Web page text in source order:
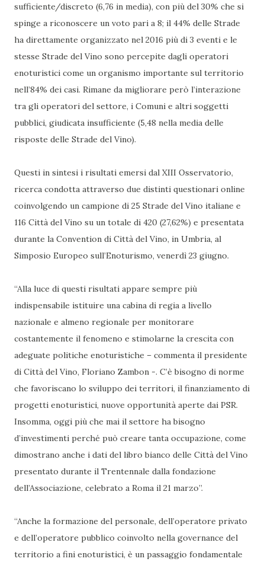
sufficiente/discreto (6,76 in media), con più del 30% che si
spinge a riconoscere un voto pari a 8; il 44% delle Strade
ha direttamente organizzato nel 2016 più di 3 eventi e le
stesse Strade del Vino sono percepite dagli operatori
enoturistici come un organismo importante sul territorio
nell’84% dei casi. Rimane da migliorare però l’interazione
tra gli operatori del settore, i Comuni e altri soggetti
pubblici, giudicata insufficiente (5,48 nella media delle
risposte delle Strade del Vino).
Questi in sintesi i risultati emersi dal XIII Osservatorio,
ricerca condotta attraverso due distinti questionari online
coinvolgendo un campione di 25 Strade del Vino italiane e
116 Città del Vino su un totale di 420 (27,62%) e presentata
durante la Convention di Città del Vino, in Umbria, al
Simposio Europeo sull’Enoturismo, venerdì 23 giugno.
“Alla luce di questi risultati appare sempre più
indispensabile istituire una cabina di regia a livello
nazionale e almeno regionale per monitorare
costantemente il fenomeno e stimolarne la crescita con
adeguate politiche enoturistiche – commenta il presidente
di Città del Vino, Floriano Zambon -. C’è bisogno di norme
che favoriscano lo sviluppo dei territori, il finanziamento di
progetti enoturistici, nuove opportunità aperte dai PSR.
Insomma, oggi più che mai il settore ha bisogno
d’investimenti perché può creare tanta occupazione, come
dimostrano anche i dati del libro bianco delle Città del Vino
presentato durante il Trentennale dalla fondazione
dell’Associazione, celebrato a Roma il 21 marzo”.
“Anche la formazione del personale, dell’operatore privato
e dell’operatore pubblico coinvolto nella governance del
territorio a fini enoturistici, è un passaggio fondamentale